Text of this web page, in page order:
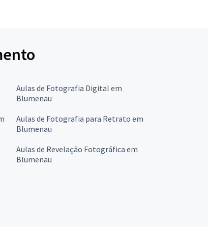
Aulas de Fotografia Digital em
Blumenau
Aulas de Fotografia para Retrato em
Blumenau
Aulas de Revelação Fotográfica em
Blumenau